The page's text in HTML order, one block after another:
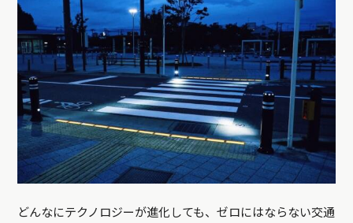
どんなにテクノロジーが進化しても、ゼロにはならない交通